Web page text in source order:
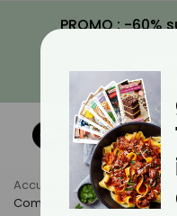
PROMO : -60%
Accueil Actus
Santé
Comment Améliorer Sa